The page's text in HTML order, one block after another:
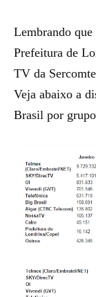
Lembrando
Prefeitura de
TV da
Veja abaixo a
Brasil por